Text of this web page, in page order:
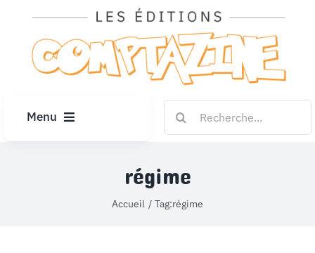
contenu
Menu
régime
Accueil Tag:régime